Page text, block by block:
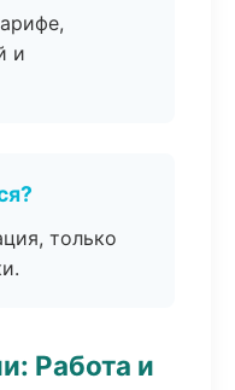
и
только
Работа и